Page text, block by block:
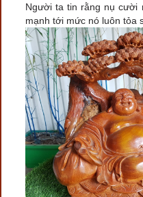
Người ta tin rằng nụ cười
mạnh tới mức nó luôn tỏa